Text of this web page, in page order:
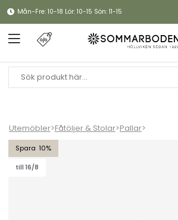
Mån-Fre: 10-18 Lör: 10-15 Sön: 11-15
Utemöbler>Fåtöljer & Stolar>Pallar>
10
till 16/8
Kotte pall Ø 50 H40 cm - sand